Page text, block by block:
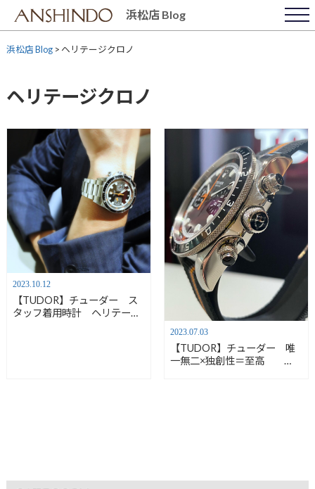
content
浜松店 Blog
浜松店 Blog> ヘリテージクロノ
ヘリテージクロノ
2023.10.12
【TUDOR】チューダー ス
タッフ着用時計 ヘリテージ
2023.07.03
【TUDOR】チューダー 唯
一無二×独創性＝至高